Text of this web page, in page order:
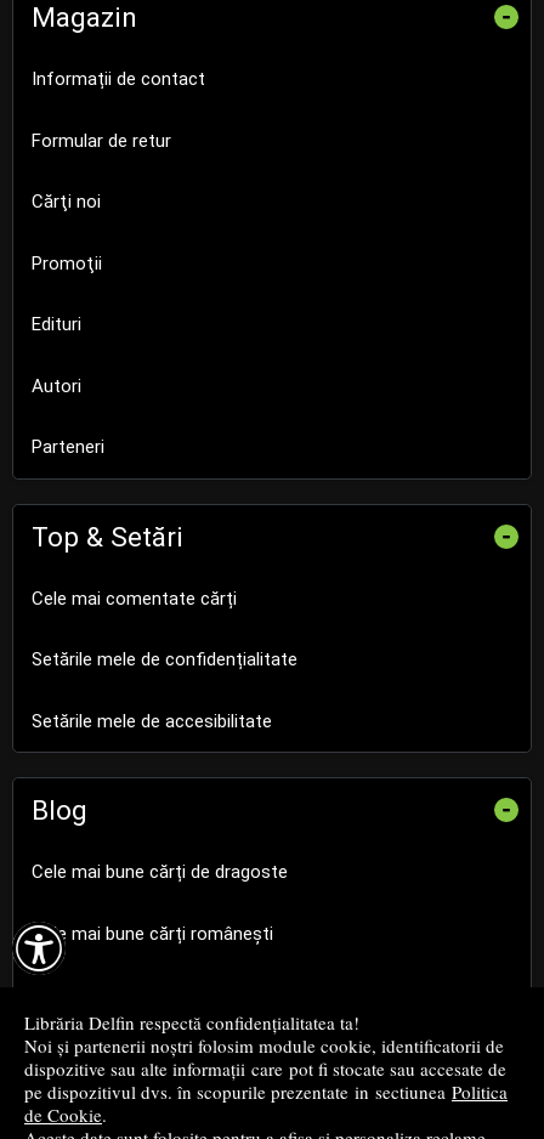

Librăria Delfin respectă confidențialitatea ta!
Noi și partenerii noștri folosim module cookie, identificatorii de
dispozitive sau alte informații care pot fi stocate sau accesate de
pe dispozitivul dvs. în scopurile prezentate in sectiunea Politica
de Cookie.
Magazin -
Informații de contact
Formular de retur
Cărţi noi
Promoţii
Edituri
Autori
Parteneri
Top & Setări -
Cele mai comentate cărți
Setările mele de confidențialitate
Setările mele de accesibilitate
Blog -
Cele mai bune cărți de dragoste
Cele mai bune cărți românești
Cele mai bune cărți de istorie
Top cărți beletristică